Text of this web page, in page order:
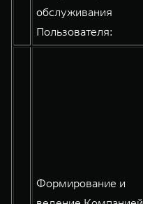
обслуживания
Пользователя:
Формирование и